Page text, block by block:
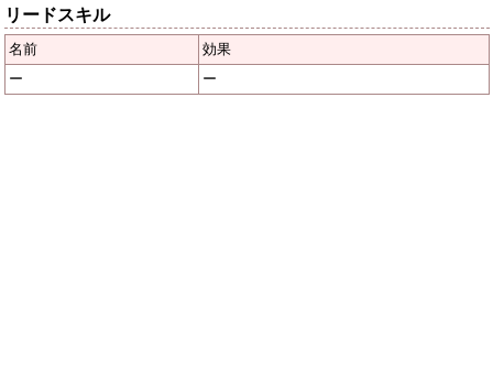
リードスキル
名前
効果
ー
ー